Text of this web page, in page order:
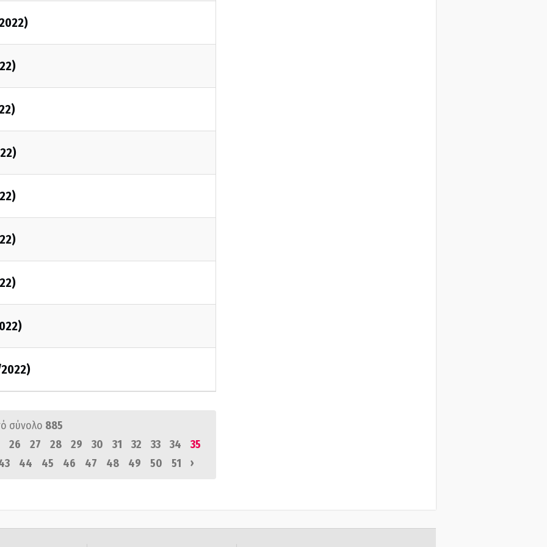
σύνολο 885
26
27 28 29 30 31 32 33 34
35
44 45 46 47 48 49 50 51 ›